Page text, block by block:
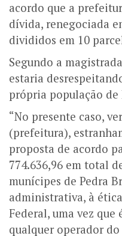
acordo que a
dívida, renegociada
divididos em 10
Segundo a
estaria
própria população de
“No presente caso,
(prefeitura),
proposta de acordo
774.636,96 em total
munícipes de Pedra
administrativa, à
Federal, uma vez
qualquer operador